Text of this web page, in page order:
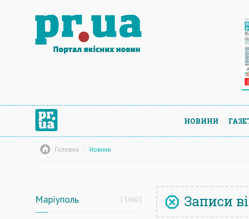
НОВИНИ
Головна Новини
Маріуполь 5960 Записи